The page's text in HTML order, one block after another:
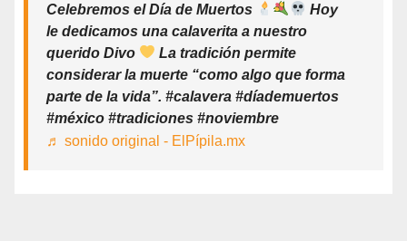
Celebremos el Día de Muertos
Hoy
le dedicamos una calaverita a nuestro
querido Divo
La tradición permite
considerar la muerte “como algo que forma
parte de la vida”. #calavera #díademuertos
#méxico #tradiciones #noviembre
♬ sonido original - ElPípila.mx